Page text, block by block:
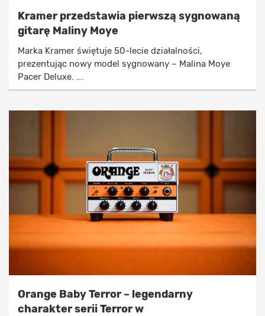
Kramer przedstawia pierwszą sygnowaną
gitarę Maliny Moye
Marka Kramer świętuje 50-lecie działalności,
prezentując nowy model sygnowany – Malina Moye
Pacer Deluxe. ...
Orange Baby Terror – legendarny
charakter serii Terror w